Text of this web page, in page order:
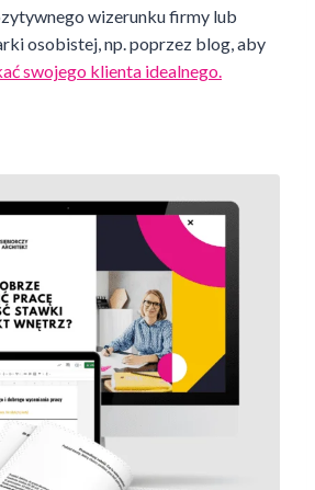
wizerunku firmy lub
osobistej, np. poprzez blog, aby
swojego klienta idealnego.